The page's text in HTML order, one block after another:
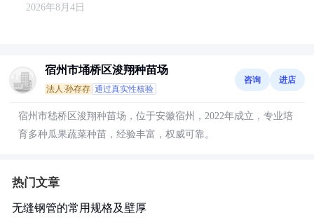
2026年8月4日
宿州市埇桥区浚翔种苗场
法人:孙存存 通过真实性核验
咨询 进店
宿州市嵇桥区浚翔种苗场，位于安徽宿州，2022年成立，专业培
育多种瓜果蔬菜种苗，经验丰富，权威可靠。
热门文章
无缝钢管的常用规格及壁厚